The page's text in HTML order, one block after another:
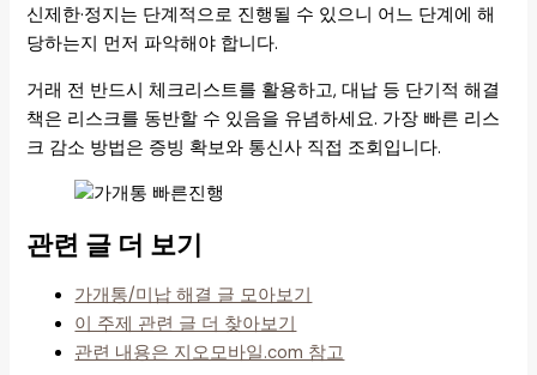
신제한·정지는 단계적으로 진행될 수 있으니 어느 단계에 해
당하는지 먼저 파악해야 합니다.
거래 전 반드시 체크리스트를 활용하고, 대납 등 단기적 해결
책은 리스크를 동반할 수 있음을 유념하세요. 가장 빠른 리스
크 감소 방법은 증빙 확보와 통신사 직접 조회입니다.
관련 글 더 보기
가개통/미납 해결 글 모아보기
이 주제 관련 글 더 찾아보기
관련 내용은 지오모바일.com 참고